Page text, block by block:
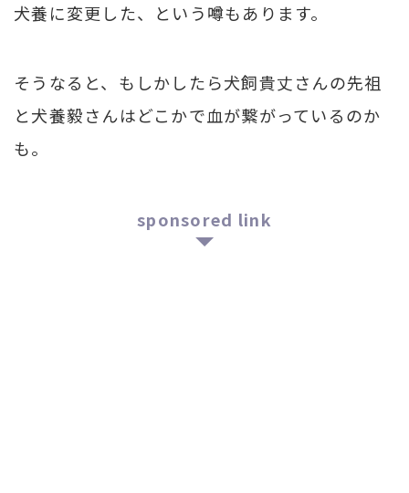
犬養に変更した、という噂もあります。
そうなると、もしかしたら犬飼貴丈さんの先祖
と犬養毅さんはどこかで血が繋がっているのか
も。
sponsored link